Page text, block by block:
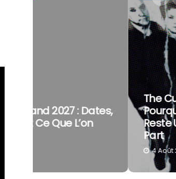
The Cure En Festival :
Pourquoi Robert Smith
Reste Une Tête D’affiche À